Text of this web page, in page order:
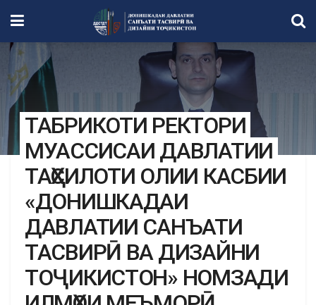
ТАБРИКОТИ РЕКТОРИ
МУАССИСАИ ДАВЛАТИИ
ТАҲСИЛОТИ ОЛИИ КАСБИИ
«ДОНИШКАДАИ
ДАВЛАТИИ САНЪАТИ
ТАСВИРӢ ВА ДИЗАЙНИ
ТОҶИКИСТОН» НОМЗАДИ